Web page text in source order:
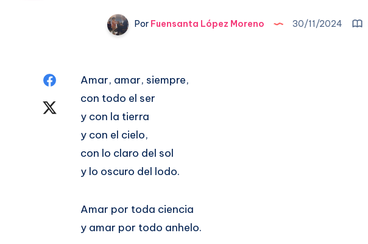
PorFuensanta López Moreno 30/11/2024
Compartir
Compartir
Twitter
Amar, amar, siempre,
con todo el ser
y con la tierra
y con el cielo,
con lo claro del sol
y lo oscuro del lodo.
Amar por toda ciencia
y amar por todo anhelo.